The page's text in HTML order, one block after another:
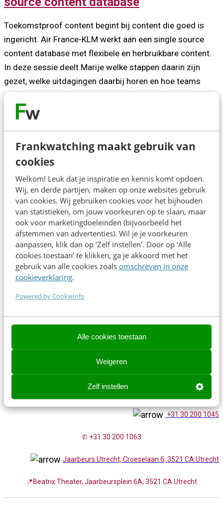
Frankwatching maakt gebruik van
cookies
Welkom! Leuk dat je inspiratie en kennis komt opdoen.
Wij, en derde partijen, maken op onze websites gebruik
van cookies. Wij gebruiken cookies voor het bijhouden
van statistieken, om jouw voorkeuren op te slaan, maar
ook voor marketingdoeleinden (bijvoorbeeld het
afstemmen van advertenties). Wil je je voorkeuren
aanpassen, klik dan op ‘Zelf instellen’. Door op ‘Alle
cookies toestaan’ te klikken, ga je akkoord met het
gebruik van alle cookies zoals omschreven in onze
cookieverklaring.
Powered by CookieInfo
Alle cookies toestaan
Weigeren
Zelf instellen
Toekomstproof content begint bij content die goed is
ingericht. Air France-KLM werkt aan een single source
content database met flexibele en herbruikbare content.
In deze sessie deelt Marije welke stappen daarin zijn
gezet, welke uitdagingen daarbij horen en hoe teams
anders gaan werken en samenwerken om die verandering
mogelijk te maken.
Over de spreker
Marije Bijlsma is Design Manager Content met een grote
liefde voor content. Ze begon als UX writer en haar
passie ligt nu bij het verbinden van content experience en
tech. Twee kanten van dezelfde medaille.
Direct inschrijven
Contact opnemen? We helpen je graag!
+31 30 200 1045
✆ +31 30 200 1063
Jaarbeurs Utrecht, Croeselaan 6, 3521 CA Utrecht
📍Beatrix Theater, Jaarbeursplein 6A, 3521 CA Utrecht